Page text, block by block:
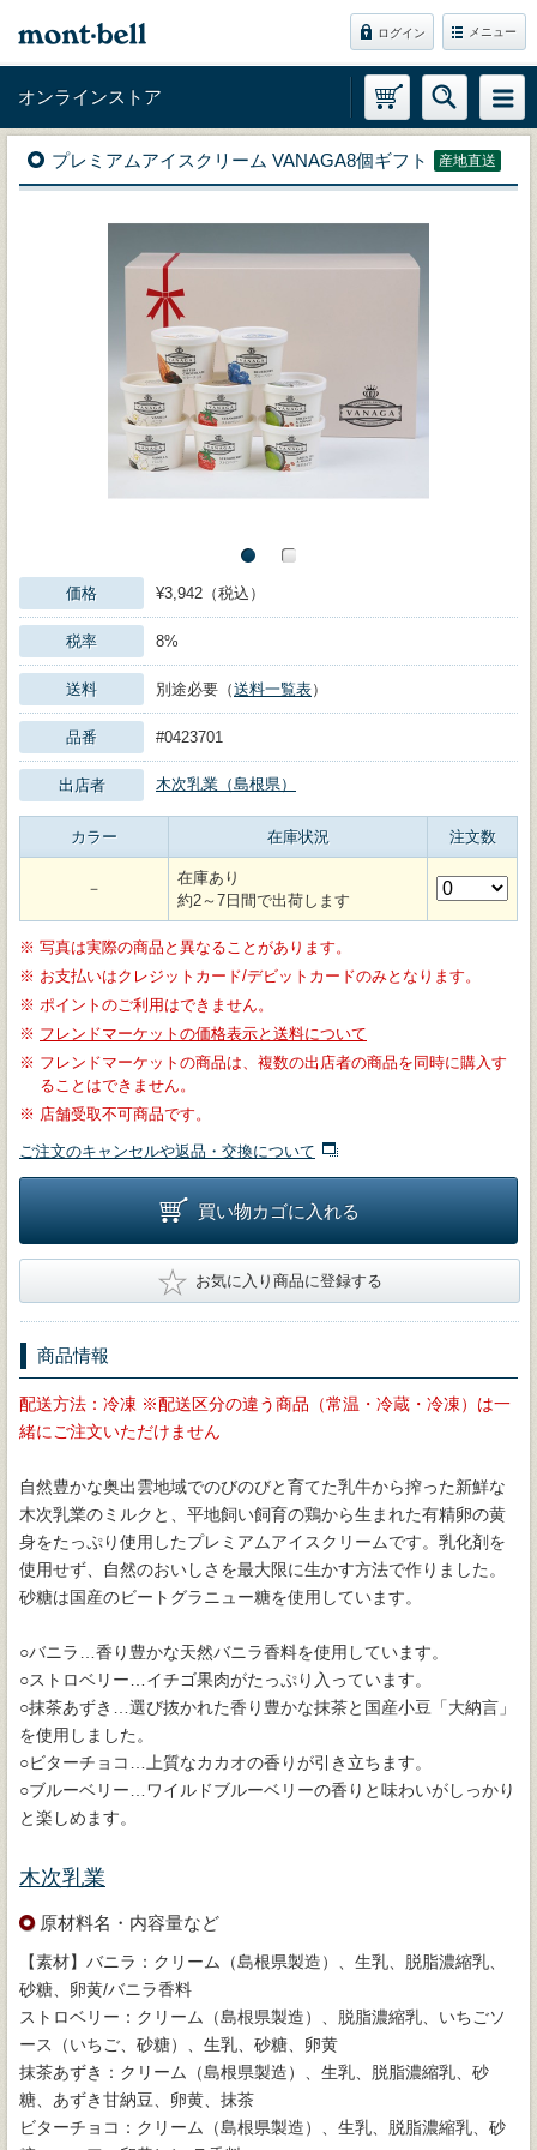
ログイン メニュー
オンラインストア
プレミアムアイスクリーム VANAGA8個ギフト 産地直送
価格 ¥3,942（税込）
税率 8%
送料 別途必要（送料一覧表）
品番 #0423701
出店者 木次乳業（島根県）
カラー 在庫状況 注文数
－
在庫あり
約2～7日間で出荷します
※ 写真は実際の商品と異なることがあります。
※ お支払いはクレジットカード/デビットカードのみとなります。
※ ポイントのご利用はできません。
※ フレンドマーケットの価格表示と送料について
※ フレンドマーケットの商品は、複数の出店者の商品を同時に購入す
ることはできません。
※ 店舗受取不可商品です。
ご注文のキャンセルや返品・交換について
買い物カゴに入れる
★ お気に入り商品に登録する
商品情報
配送方法：冷凍 ※配送区分の違う商品（常温・冷蔵・冷凍）は一
緒にご注文いただけません
自然豊かな奥出雲地域でのびのびと育てた乳牛から搾った新鮮な
木次乳業のミルクと、平地飼い飼育の鶏から生まれた有精卵の黄
身をたっぷり使用したプレミアムアイスクリームです。乳化剤を
使用せず、自然のおいしさを最大限に生かす方法で作りました。
砂糖は国産のビートグラニュー糖を使用しています。
○バニラ…香り豊かな天然バニラ香料を使用しています。
○ストロベリー…イチゴ果肉がたっぷり入っています。
○抹茶あずき…選び抜かれた香り豊かな抹茶と国産小豆「大納言」
を使用しました。
○ビターチョコ…上質なカカオの香りが引き立ちます。
○ブルーベリー…ワイルドブルーベリーの香りと味わいがしっかり
と楽しめます。
木次乳業
原材料名・内容量など
【素材】バニラ：クリーム（島根県製造）、生乳、脱脂濃縮乳、
砂糖、卵黄/バニラ香料
ストロベリー：クリーム（島根県製造）、脱脂濃縮乳、いちごソ
ース（いちご、砂糖）、生乳、砂糖、卵黄
抹茶あずき：クリーム（島根県製造）、生乳、脱脂濃縮乳、砂
糖、あずき甘納豆、卵黄、抹茶
ビターチョコ：クリーム（島根県製造）、生乳、脱脂濃縮乳、砂